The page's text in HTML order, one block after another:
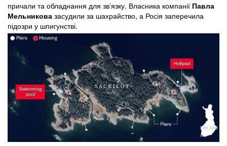
причали та обладнання для звʼязку. Власника компанії Павла
Мельникова засудили за шахрайство, а Росія заперечила
підозри у шпигунстві.